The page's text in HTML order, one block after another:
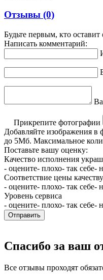
Отзывы (0)
Будьте первым, кто оставит
Написать комментарий:
Прикрепите фотографии
Добавляйте изображения в
до 5Мб. Максимальное
Поставьте вашу оценку:
Качество исполнения
- оцените- плохо- так себе-
Соответствие цены качеству
- оцените- плохо- так себе-
Уровень сервиса
- оцените- плохо- так себе-
Отправить
Спасибо за ваш
Все отзывы проходят